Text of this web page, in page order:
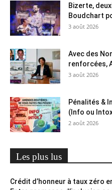
Bizerte,
Boudchart
3 août 2026
Avec des
renforcées,
3 août 2026
Pénalités &
(Info ou
2 août 2026
Les plus lus
Crédit d’honneur à taux zéro